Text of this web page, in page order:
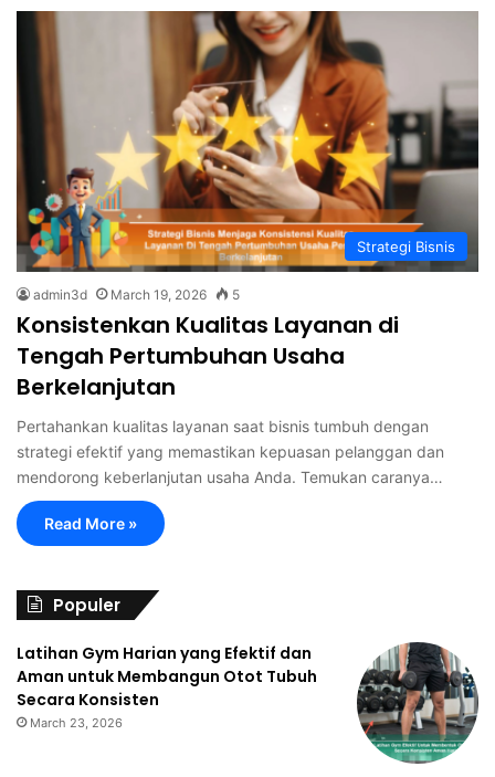
Strategi Bisnis
admin3d March 19, 2026 5
Konsistenkan Kualitas Layanan di
Tengah Pertumbuhan Usaha
Berkelanjutan
Pertahankan kualitas layanan saat bisnis tumbuh dengan
strategi efektif yang memastikan kepuasan pelanggan dan
mendorong keberlanjutan usaha Anda. Temukan caranya…
Read More »
Populer
Latihan Gym Harian yang Efektif dan
Aman untuk Membangun Otot Tubuh
Secara Konsisten
March 23, 2026